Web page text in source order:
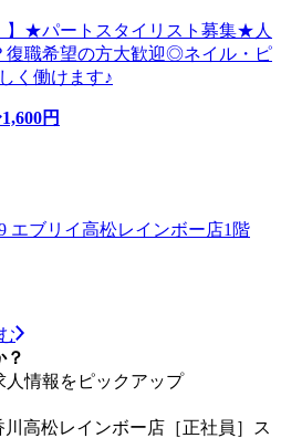
】★パートスタイリスト募集★人
復職希望の方大歓迎◎ネイル・ピ
く働けます♪
1,600円
エブリイ高松レインボー店1階
？
情報をピックアップ
高松レインボー店［正社員］ス